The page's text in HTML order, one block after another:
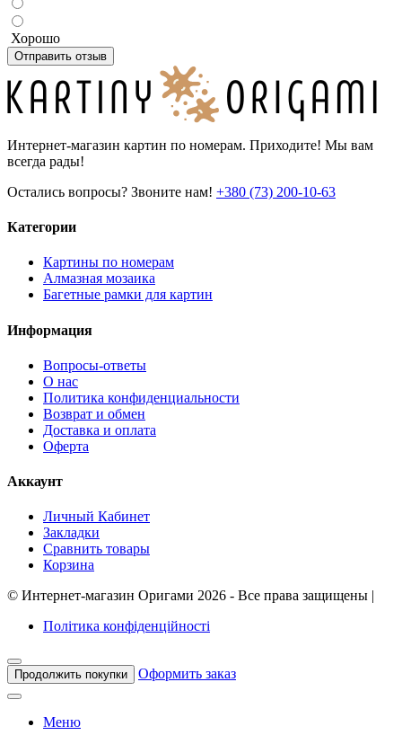
Хорошо
Отправить отзыв
Интернет-магазин картин по номерам. Приходите! Мы вам
всегда рады!
Остались вопросы? Звоните нам! +380 (73) 200-10-63
Категории
Картины по номерам
Алмазная мозаика
Багетные рамки для картин
Информация
Вопросы-ответы
О нас
Политика конфиденциальности
Возврат и обмен
Доставка и оплата
Оферта
Аккаунт
Личный Кабинет
Закладки
Сравнить товары
Корзина
© Интернет-магазин Оригами 2026 - Все права защищены
Політика конфіденційності
Продолжить покупки Оформить заказ
Меню